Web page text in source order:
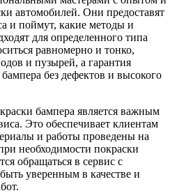
автомобилей. Они предоставят
и поймут, какие методы и
для определенного типа
равномерно и тонко,
и пузырей, а гарантия
без дефектов и высокого
бампера является важным
Это обеспечивает клиентам
и работы проведены на
необходимости покраски
обращаться в сервис с
уверенным в качестве и